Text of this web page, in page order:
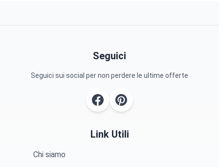
Seguici
Seguici sui social per non perdere le ultime offerte
Link Utili
Chi siamo